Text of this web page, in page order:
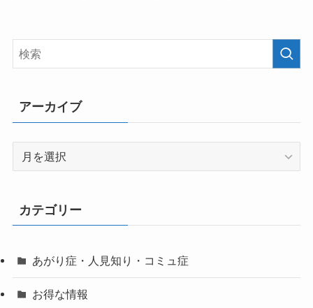
アーカイブ
ブ
カテゴリー
あがり症・人見知り・コミュ症
お得な情報